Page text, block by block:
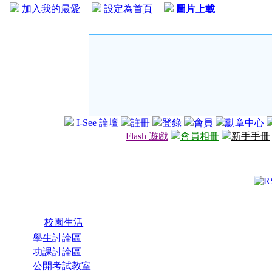
加入我的最愛 | 設定為首頁 | 圖片上載
I-See 論壇 註冊 登錄 會員
勳章中心
Flash 遊戲
會員相冊 新手手冊
校園生活
學生討論區
功課討論區
公開考試教室